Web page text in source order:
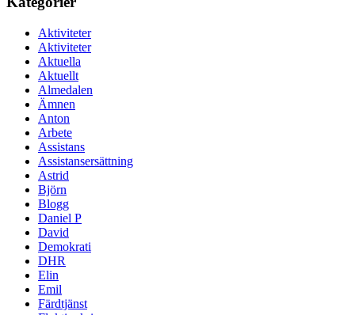
Aktiviteter
Aktiviteter
Aktuella
Aktuellt
Almedalen
Ämnen
Anton
Arbete
Assistans
Assistansersättning
Astrid
Björn
Blogg
Daniel P
David
Demokrati
DHR
Elin
Emil
Färdtjänst